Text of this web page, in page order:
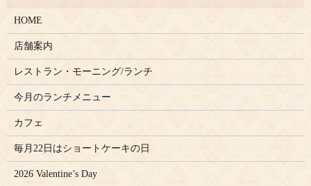
HOME
店舗案内
レストラン・モーニング/ランチ
今月のランチメニュー
カフェ
毎月22日はショートケーキの日
2026 Valentine’s Day